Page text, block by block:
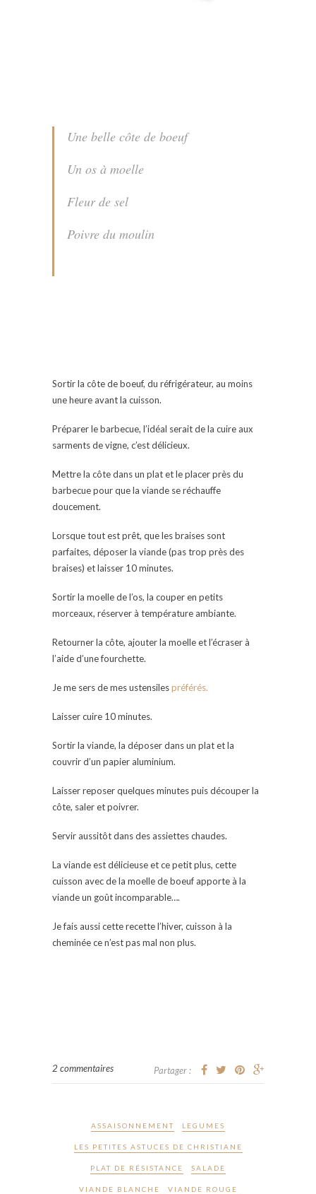
Une belle côte de boeuf
Un os à moelle
Fleur de sel
Poivre du moulin
Sortir la côte de boeuf, du réfrigérateur, au moins
une heure avant la cuisson.
Préparer le barbecue, l’idéal serait de la cuire aux
sarments de vigne, c’est délicieux.
Mettre la côte dans un plat et le placer près du
barbecue pour que la viande se réchauffe
doucement.
Lorsque tout est prêt, que les braises sont
parfaites, déposer la viande (pas trop près des
braises) et laisser 10 minutes.
Sortir la moelle de l’os, la couper en petits
morceaux, réserver à température ambiante.
Retourner la côte, ajouter la moelle et l’écraser à
l’aide d’une fourchette.
Je me sers de mes ustensilespréférés.
Laisser cuire 10 minutes.
Sortir la viande, la déposer dans un plat et la
couvrir d’un papier aluminium.
Laisser reposer quelques minutes puis découper la
côte, saler et poivrer.
Servir aussitôt dans des assiettes chaudes.
La viande est délicieuse et ce petit plus, cette
cuisson avec de la moelle de boeuf apporte à la
viande un goût incomparable….
Je fais aussi cette recette l’hiver, cuisson à la
cheminée ce n’est pas mal non plus.
2 commentaires Partager :
ASSAISONNEMENT LEGUMES
LES PETITES ASTUCES DE CHRISTIANE
PLAT DE RÉSISTANCE SALADE
VIANDE BLANCHE VIANDE ROUGE